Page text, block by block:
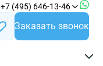
+7 (495) 646-13-46
Заказать звонок